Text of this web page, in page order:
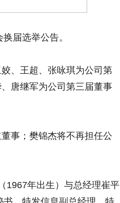
届选举公告。
、王超、张咏琪为公司第
唐继军为公司第三届董事
事；樊锦杰将不再担任公
1967年出生）与总经理崔平